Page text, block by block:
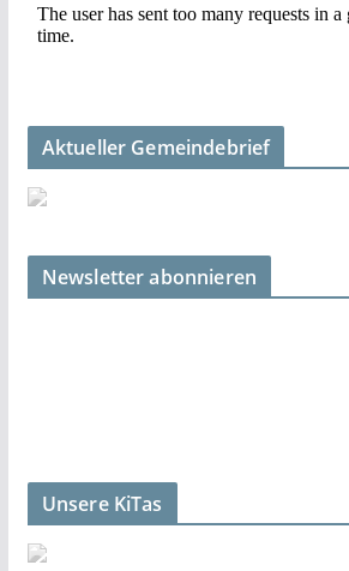
Aktueller Gemeindebrief
Newsletter abonnieren
Unsere KiTas